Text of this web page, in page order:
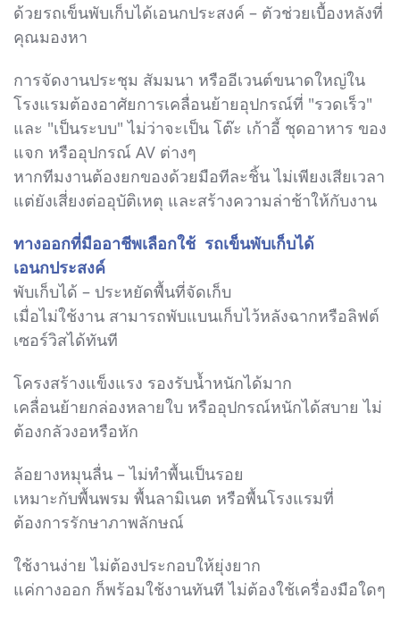
ด้วยรถเข็นพับเก็บได้เอนกประสงค์ – ตัวช่วยเบื้องหลังที่
คุณมองหา
การจัดงานประชุม สัมมนา หรืออีเวนต์ขนาดใหญ่ใน
โรงแรมต้องอาศัยการเคลื่อนย้ายอุปกรณ์ที่ "รวดเร็ว"
และ "เป็นระบบ" ไม่ว่าจะเป็น โต๊ะ เก้าอี้ ชุดอาหาร ของ
แจก หรืออุปกรณ์ AV ต่างๆ
หากทีมงานต้องยกของด้วยมือทีละชิ้น ไม่เพียงเสียเวลา
แต่ยังเสี่ยงต่ออุบัติเหตุ และสร้างความล่าช้าให้กับงาน
ทางออกที่มืออาชีพเลือกใช้ รถเข็นพับเก็บได้
เอนกประสงค์
พับเก็บได้ – ประหยัดพื้นที่จัดเก็บ
เมื่อไม่ใช้งาน สามารถพับแบนเก็บไว้หลังฉากหรือลิฟต์
เซอร์วิสได้ทันที
โครงสร้างแข็งแรง รองรับน้ำหนักได้มาก
เคลื่อนย้ายกล่องหลายใบ หรืออุปกรณ์หนักได้สบาย ไม่
ต้องกลัวงอหรือหัก
ล้อยางหมุนลื่น – ไม่ทำพื้นเป็นรอย
เหมาะกับพื้นพรม พื้นลามิเนต หรือพื้นโรงแรมที่
ต้องการรักษาภาพลักษณ์
ใช้งานง่าย ไม่ต้องประกอบให้ยุ่งยาก
แค่กางออก ก็พร้อมใช้งานทันที ไม่ต้องใช้เครื่องมือใดๆ